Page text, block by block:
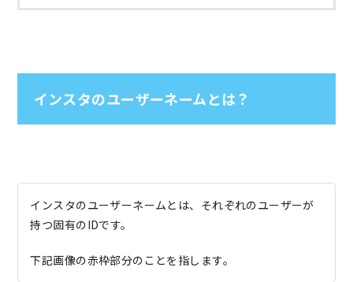
インスタのユーザーネームとは？
インスタのユーザーネームとは、それぞれのユーザーが
持つ固有のIDです。
下記画像の赤枠部分のことを指します。